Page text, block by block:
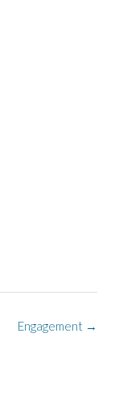
Engagement →